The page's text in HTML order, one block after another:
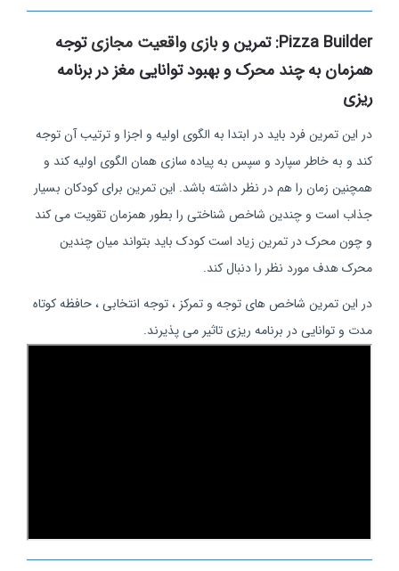
Pizza Builder: تمرین و بازی واقعیت مجازیتوجه
همزمان به چند محرک و بهبود توانایی مغز در برنامه
ریزی
در این تمرین فرد باید در ابتدا به الگوی اولیه و اجزا و ترتیب آن توجه
کند و به خاطر سپارد و سپس به پیاده سازی همان الگوی اولیه کند و
همچنین زمان را هم در نظر داشته باشد. این تمرین برای کودکان بسیار
جذاب است و چندین شاخص شناختی را بطور همزمان تقویت می کند
و چون محرک در تمرین زیاد است کودک باید بتواند میان چندین
محرک هدف مورد نظر را دنبال کند.
در این تمرین شاخص های توجه و تمرکز ، توجه انتخابی ، حافظه کوتاه
مدت و توانایی در برنامه ریزی تاثیر می پذیرند.